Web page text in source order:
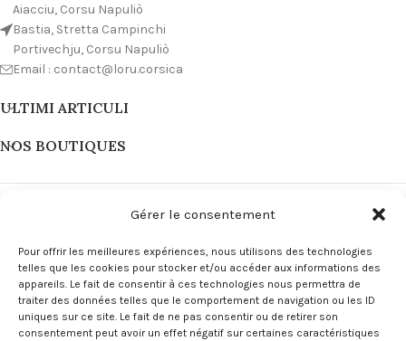
Gérer le consentement
Pour offrir les meilleures expériences, nous utilisons des technologies
telles que les cookies pour stocker et/ou accéder aux informations des
appareils. Le fait de consentir à ces technologies nous permettra de
traiter des données telles que le comportement de navigation ou les ID
uniques sur ce site. Le fait de ne pas consentir ou de retirer son
consentement peut avoir un effet négatif sur certaines caractéristiques
Aiacciu, Corsu Napuliò
Bastia, Stretta Campinchi
Portivechju, Corsu Napuliò
Email : contact@loru.corsica
ULTIMI ARTICULI
NOS BOUTIQUES